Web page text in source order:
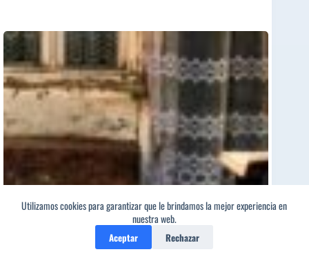
Utilizamos cookies para garantizar que le brindamos la mejor experiencia en
nuestra web.
Aceptar Rechazar